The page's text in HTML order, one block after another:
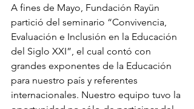
A fines de Mayo, Fundación Rayün
partició del seminario “Convivencia,
Evaluación e Inclusión en la Educación
del Siglo XXI”, el cual contó con
grandes exponentes de la Educación
para nuestro país y referentes
internacionales. Nuestro equipo tuvo la